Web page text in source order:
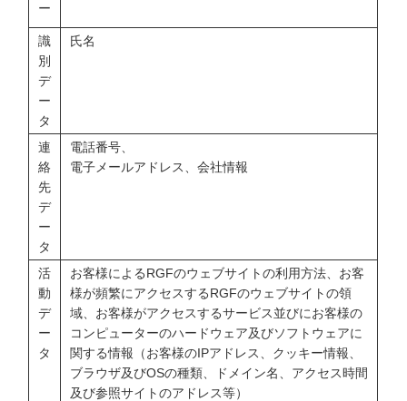
ー
識
別
デ
ー
タ
氏名
連
絡
先
デ
ー
タ
電話番号、
電子メールアドレス、会社情報
活
動
デ
ー
タ
お客様によるRGFのウェブサイトの利用方法、お客
様が頻繁にアクセスするRGFのウェブサイトの領
域、お客様がアクセスするサービス並びにお客様の
コンピューターのハードウェア及びソフトウェアに
関する情報（お客様のIPアドレス、クッキー情報、
ブラウザ及びOSの種類、ドメイン名、アクセス時間
及び参照サイトのアドレス等）